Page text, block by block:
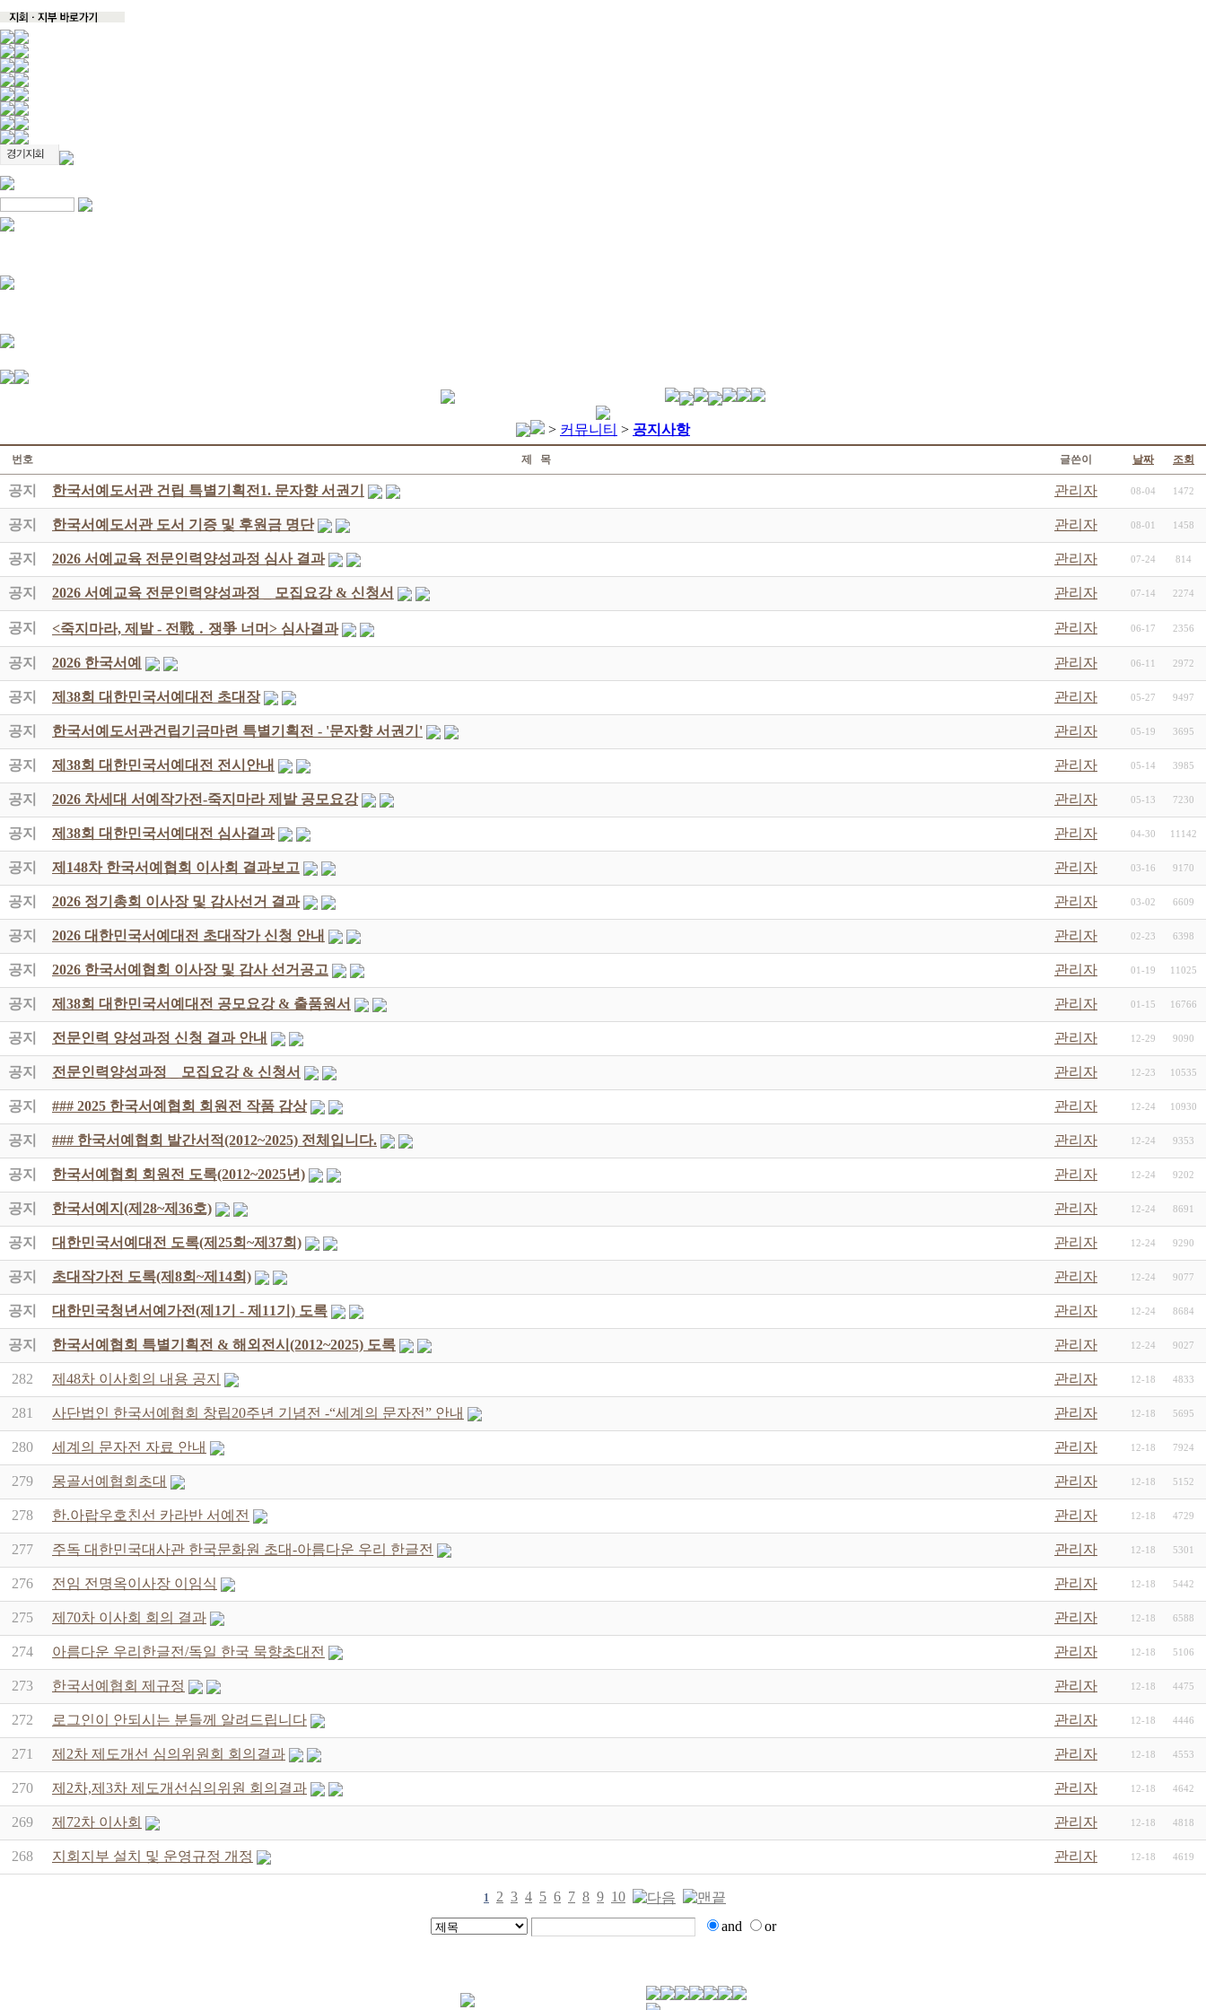
> 커뮤니티 > 공지사항
번호 제 목 글쓴이 날짜 조회
공지 한국서예도서관 건립 특별기획전1. 문자향 서권기 관리자 08-04 1472
공지 한국서예도서관 도서 기증 및 후원금 명단 관리자 08-01 1458
공지 2026 서예교육 전문인력양성과정 심사 결과 관리자 07-24 814
공지 2026 서예교육 전문인력양성과정 _ 모집요강 & 신청서 관리자 07-14 2274
공지 <죽지마라, 제발 - 전戰 ․ 쟁爭 너머> 심사결과 관리자 06-17 2356
공지 2026 한국서예 관리자 06-11 2972
공지 제38회 대한민국서예대전 초대장 관리자 05-27 9497
공지 한국서예도서관건립기금마련 특별기획전 - '문자향 서권기' 관리자 05-19 3695
공지 제38회 대한민국서예대전 전시안내 관리자 05-14 3985
공지 2026 차세대 서예작가전-죽지마라 제발 공모요강 관리자 05-13 7230
공지 제38회 대한민국서예대전 심사결과 관리자 04-30 11142
공지 제148차 한국서예협회 이사회 결과보고 관리자 03-16 9170
공지 2026 정기총회 이사장 및 감사선거 결과 관리자 03-02 6609
공지 2026 대한민국서예대전 초대작가 신청 안내 관리자 02-23 6398
공지 2026 한국서예협회 이사장 및 감사 선거공고 관리자 01-19 11025
공지 제38회 대한민국서예대전 공모요강 & 출품원서 관리자 01-15 16766
공지 전문인력 양성과정 신청 결과 안내 관리자 12-29 9090
공지 전문인력양성과정 _ 모집요강 & 신청서 관리자 12-23 10535
공지 ### 2025 한국서예협회 회원전 작품 감상 관리자 12-24 10930
공지 ### 한국서예협회 발간서적(2012~2025) 전체입니다. 관리자 12-24 9353
공지 한국서예협회 회원전 도록(2012~2025년) 관리자 12-24 9202
공지 한국서예지(제28~제36호) 관리자 12-24 8691
공지 대한민국서예대전 도록(제25회~제37회) 관리자 12-24 9290
공지 초대작가전 도록(제8회~제14회) 관리자 12-24 9077
공지 대한민국청년서예가전(제1기 - 제11기) 도록 관리자 12-24 8684
공지 한국서예협회 특별기획전 & 해외전시(2012~2025) 도록 관리자 12-24 9027
282 제48차 이사회의 내용 공지 관리자 12-18 4833
281 사단법인 한국서예협회 창립20주년 기념전 -“세계의 문자전” 안내 관리자 12-18 5695
280 세계의 문자전 자료 안내 관리자 12-18 7924
279 몽골서예협회초대 관리자 12-18 5152
278 한.아랍우호친선 카라반 서예전 관리자 12-18 4729
277 주독 대한민국대사관 한국문화원 초대-아름다운 우리 한글전 관리자 12-18 5301
276 전임 전명옥이사장 이임식 관리자 12-18 5442
275 제70차 이사회 회의 결과 관리자 12-18 6588
274 아름다운 우리한글전/독일 한국 묵향초대전 관리자 12-18 5106
273 한국서예협회 제규정 관리자 12-18 4475
272 로그인이 안되시는 분들께 알려드립니다 관리자 12-18 4446
271 제2차 제도개선 심의위원회 회의결과 관리자 12-18 4553
270 제2차,제3차 제도개선심의위원 회의결과 관리자 12-18 4642
269 제72차 이사회 관리자 12-18 4818
268 지회지부 설치 및 운영규정 개정 관리자 12-18 4619
1 2 3 4 5 6 7 8 9 10
and
or